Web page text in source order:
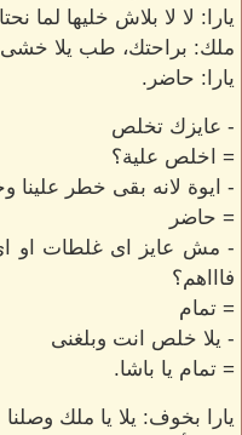
يارا: لا لا بلاش خليها لما
ملك: براحتك، طب يلا
يارا: حاضر.
- عايزك تخلص
= اخلص علية؟
- ايوة لانه بقى خطر علينا
= حاضر
- مش عايز اى غلطات او
فاااهم؟
= تمام
- يلا خلص انت وبلغنى
= تمام يا باشا.
يارا بخوف: يلا يا ملك وصلنا